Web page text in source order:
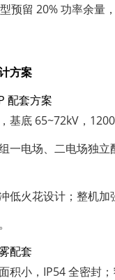
预留 20% 功率余
方案
配套方案
基底 65~72kV，
一电场、二电场独
低火花设计；整机
配套
积小，IP54 全密封